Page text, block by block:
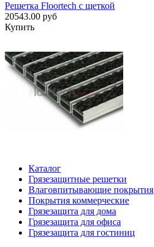
Решетка Floortech с щеткой
20543.00 руб
Купить
Каталог
Грязезащитные решетки
Влаговпитывающие покрытия
Покрытия коммерческие
Грязезащита для дома
Грязезащита для офиса
Грязезащита для гостиниц